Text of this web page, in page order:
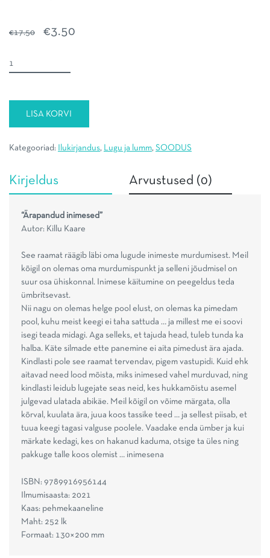
€17.50
Algne
€3.50
Ärapandud
inimesed
LISA KORVI
Kategooriad: Ilukirjandus, Lugu ja lumm, SOODUS
Kirjeldus Arvustused (0)
“Ärapandud inimesed”
Autor: Killu Kaare
See raamat räägib läbi oma lugude inimeste murdumisest. Meil
kõigil on olemas oma murdumispunkt ja selleni jõudmisel on
suur osa ühiskonnal. Inimese käitumine on peegeldus teda
ümbritsevast.
Nii nagu on olemas helge pool elust, on olemas ka pimedam
pool, kuhu meist keegi ei taha sattuda … ja millest me ei soovi
isegi teada midagi. Aga selleks, et tajuda head, tuleb tunda ka
halba. Käte silmade ette panemine ei aita pimedust ära ajada.
Kindlasti pole see raamat tervendav, pigem vastupidi. Kuid ehk
aitavad need lood mõista, miks inimesed vahel murduvad, ning
kindlasti leidub lugejate seas neid, kes hukkamõistu asemel
julgevad ulatada abikäe. Meil kõigil on võime märgata, olla
kõrval, kuulata ära, juua koos tassike teed … ja sellest piisab, et
tuua keegi tagasi valguse poolele. Vaadake enda ümber ja kui
märkate kedagi, kes on hakanud kaduma, otsige ta üles ning
pakkuge talle koos olemist … inimesena
ISBN: 9789916956144
Ilmumisaasta: 2021
Kaas: pehmekaaneline
Maht: 252 lk
Formaat: 130×200 mm